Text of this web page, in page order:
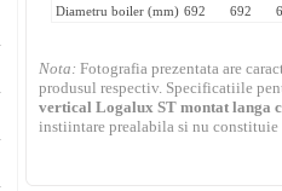
Diametru boiler (mm) 692 692
Nota: Fotografia prezentata are
produsul respectiv. Specificatiile
vertical Logalux ST montat langa
instiintare prealabila si nu